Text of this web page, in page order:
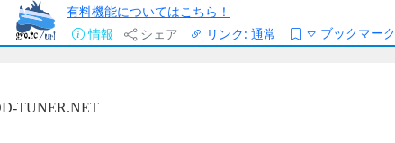
有料機能についてはこちら！
情報
シェア リンク: 通常 ブックマーク